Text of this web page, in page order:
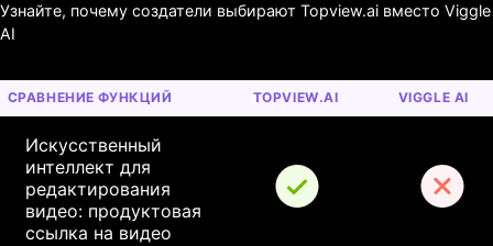
Узнайте, почему создатели выбирают Topview.ai вместо Viggle
AI
СРАВНЕНИЕ ФУНКЦИЙ TOPVIEW.AI VIGGLE AI
Искусственный
интеллект для
редактирования
видео: продуктовая
ссылка на видео